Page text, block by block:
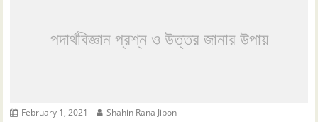
পদার্থবিজ্ঞান প্রশ্ন ও উত্তর জানার উপায়
February 1, 2021 Shahin Rana Jibon